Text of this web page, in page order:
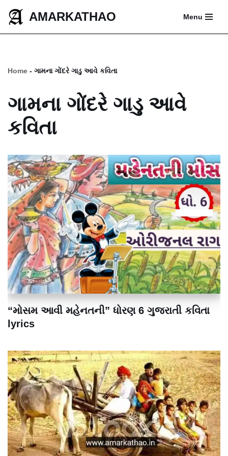
Skip
AMARKATHAO Menu
Home - ગામના ગોંદરે ગાડુ આવે કવિતા
ગામના ગોંદરે ગાડુ આવે
કવિતા
“મોસમ આવી મહેનતની” ધોરણ 6 ગુજરાતી કવિતા
lyrics